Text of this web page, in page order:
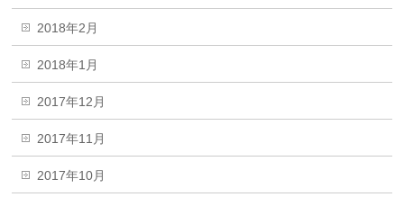
2018年2月
2018年1月
2017年12月
2017年11月
2017年10月